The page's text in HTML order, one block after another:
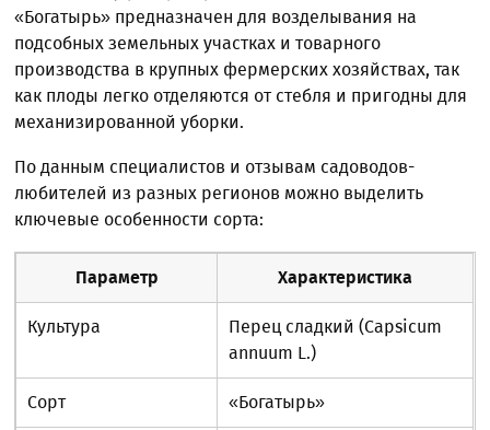
«Богатырь» предназначен для возделывания на
подсобных земельных участках и товарного
производства в крупных фермерских хозяйствах, так
как плоды легко отделяются от стебля и пригодны для
механизированной уборки.
По данным специалистов и отзывам садоводов-
любителей из разных регионов можно выделить
ключевые особенности сорта:
Параметр Характеристика
Культура
Перец сладкий (Capsicum
annuum L.)
Сорт «Богатырь»